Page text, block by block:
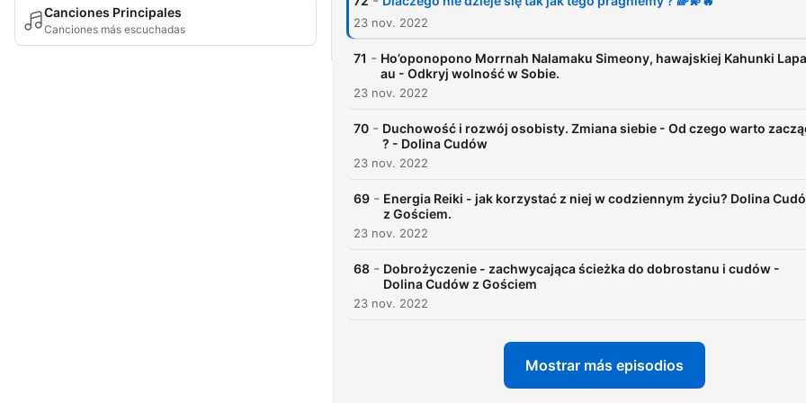
Canciones Principales
Canciones más escuchadas
https://
23 nov. 2022
71 - Ho’oponopono Morrnah Nalamaku Simeony, hawajskiej Kahunki
au - Odkryj wolność w Sobie.
23 nov. 2022
70 - Duchowość i rozwój osobisty. Zmiana siebie - Od czego warto
? - Dolina Cudów
23 nov. 2022
69 - Energia Reiki - jak korzystać z niej w codziennym życiu? Dolina
z Gościem.
23 nov. 2022
68 - Dobrożyczenie - zachwycająca ścieżka do dobrostanu i cudów -
Dolina Cudów z Gościem
23 nov. 2022
Mostrar más episodios